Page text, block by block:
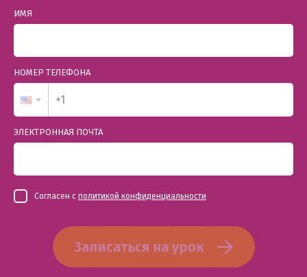
ИМЯ
НОМЕР ТЕЛЕФОНА
ЭЛЕКТРОННАЯ ПОЧТА
Согласен с политикой конфиденциальности
Записаться на урок